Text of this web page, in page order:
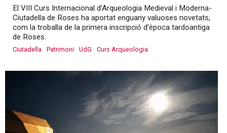
El VIII Curs Internacional d’Arqueologia Medieval i Moderna-
Ciutadella de Roses ha aportat enguany valuoses novetats,
com la troballa de la primera inscripció d’època tardoantiga
de Roses.
Ciutadella Patrimoni UdG Curs Arqueologia